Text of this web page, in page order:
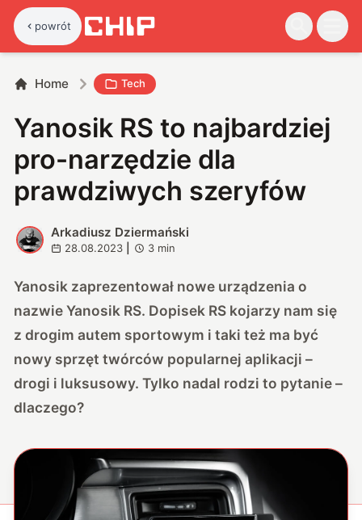
powrót
Home Tech
Yanosik RS to najbardziej
pro-narzędzie dla
prawdziwych szeryfów
A
Arkadiusz Dziermański
28.08.2023 3 min
Yanosik zaprezentował nowe urządzenia o
nazwie Yanosik RS. Dopisek RS kojarzy nam się
z drogim autem sportowym i taki też ma być
nowy sprzęt twórców popularnej aplikacji –
drogi i luksusowy. Tylko nadal rodzi to pytanie –
dlaczego?